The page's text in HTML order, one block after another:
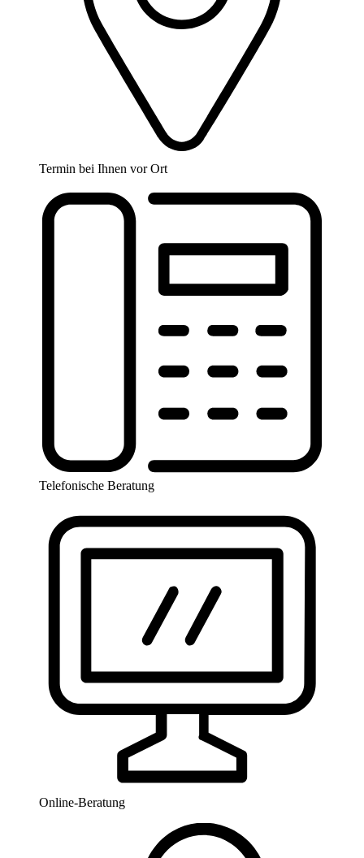
Termin bei Ihnen vor Ort
Telefonische Beratung
Online-Beratung